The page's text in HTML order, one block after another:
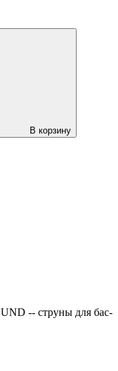
В корзину
-- струны для бас-